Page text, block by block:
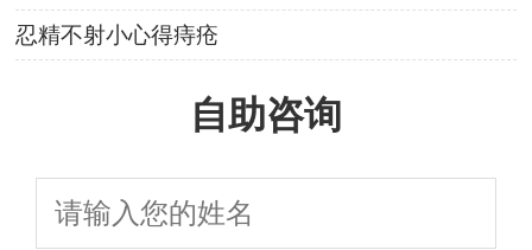
忍精不射小心得痔疮
自助咨询